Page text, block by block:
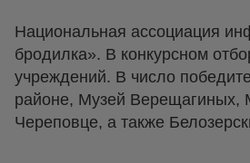
Национальная ассоциация
бродилка». В конкурсном
учреждений. В число
районе, Музей Верещагиных,
Череповце, а также